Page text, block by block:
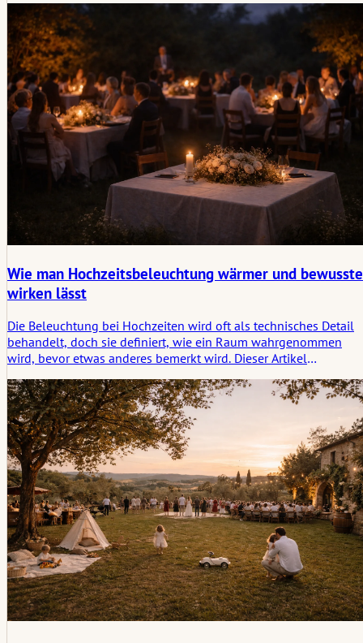
Nicht dramatisch, aber genug, um es nach kurzer Zeit zu
bemerken.
Wie man Hochzeitsbeleuchtung wärmer und
wirken lässt
Die Beleuchtung bei Hochzeiten wird oft als technisches Detail
behandelt, doch sie definiert, wie ein Raum wahrgenommen
wird, bevor etwas anderes bemerkt wird. Dieser Artikel
gestalten kann und warum das, was nicht direkt gesehen wird,
oft am wichtigsten ist.